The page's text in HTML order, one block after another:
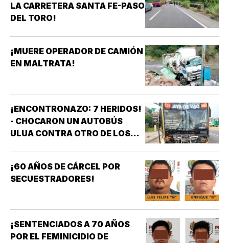
LA CARRETERA SANTA FE-PASO
DEL TORO!
¡MUERE OPERADOR DE CAMIÓN
EN MALTRATA!
¡ENCONTRONAZO: 7 HERIDOS!
- CHOCARON UN AUTOBÚS
ULUA CONTRA OTRO DE LOS
¡60 AÑOS DE CÁRCEL POR
SECUESTRADORES!
¡SENTENCIADOS A 70 AÑOS
POR EL FEMINICIDIO DE